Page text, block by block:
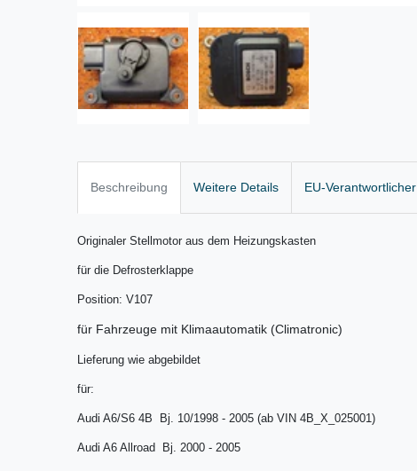
Beschreibung Weitere Details EU-Verantwortlicher
Originaler Stellmotor aus dem Heizungskasten
für die Defrosterklappe
Position: V107
für Fahrzeuge mit Klimaautomatik (Climatronic)
Lieferung wie abgebildet
für:
Audi A6/S6 4B Bj. 10/1998 - 2005 (ab VIN 4B_X_025001)
Audi A6 Allroad Bj. 2000 - 2005